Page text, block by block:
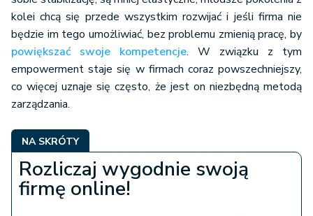
kolei chcą się przede wszystkim rozwijać i jeśli firma nie
będzie im tego umożliwiać, bez problemu zmienią pracę, by
powiększać swoje kompetencje. W związku z tym
empowerment staje się w firmach coraz powszechniejszy,
co więcej uznaje się często, że jest on niezbędną metodą
zarządzania.
NA SKRÓTY
Rozliczaj wygodnie swoją
firmę online!